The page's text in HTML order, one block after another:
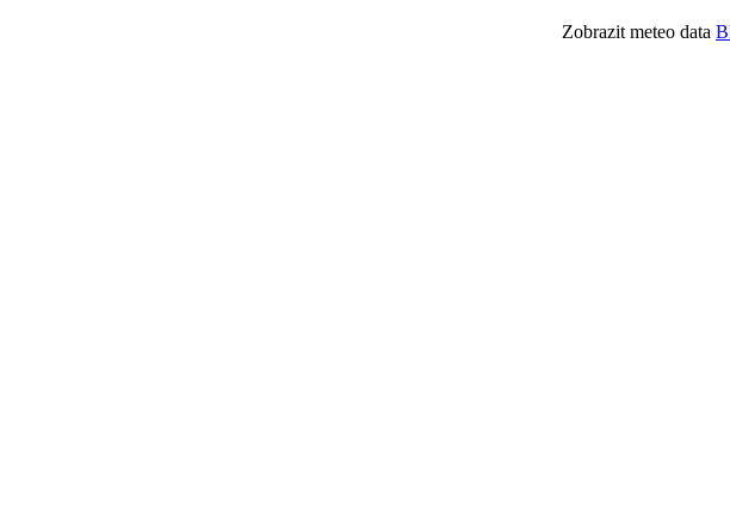
Zobrazit meteo data